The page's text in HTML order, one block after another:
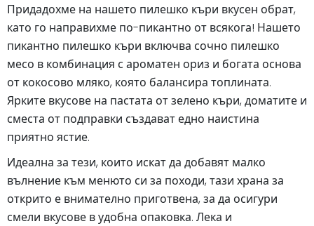
Придадохме на нашето пилешко къри вкусен обрат,
като го направихме по-пикантно от всякога! Нашето
пикантно пилешко къри включва сочно пилешко
месо в комбинация с ароматен ориз и богата основа
от кокосово мляко, която балансира топлината.
Ярките вкусове на пастата от зелено къри, доматите и
сместа от подправки създават едно наистина
приятно ястие.
Идеална за тези, които искат да добавят малко
вълнение към менюто си за походи, тази храна за
открито е внимателно приготвена, за да осигури
смели вкусове в удобна опаковка. Лека и